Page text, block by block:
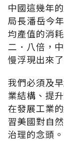
中國這幾年
局長潘岳今
均產值的消
二．八倍，
慢浮現出來了
我們必須及
業結構、提
在發展工業
習美國對自
治理的念頭。